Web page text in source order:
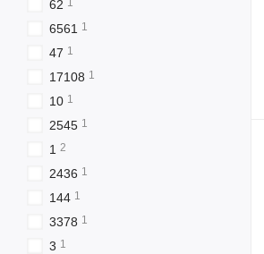
62 1
6561 1
47 1
17108 1
10 1
2545 1
1 2
2436 1
144 1
3378 1
3 1